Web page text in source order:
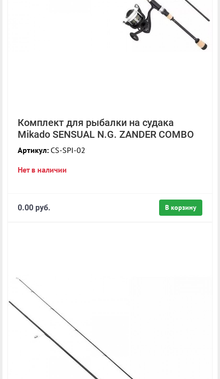
Комплект для рыбалки на судака
Mikado SENSUAL N.G. ZANDER COMBO
Артикул: CS-SPI-02
Нет в наличии
В корзину
0.00 руб.